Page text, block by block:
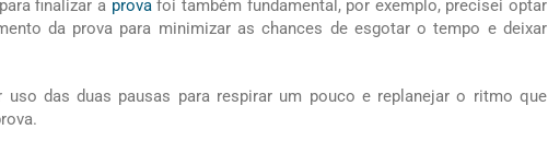
finalizar a provafoi também fundamental, por exemplo, precisei optar
da prova para minimizar as chances de esgotar o tempo e deixar
das duas pausas para respirar um pouco e replanejar o ritmo que